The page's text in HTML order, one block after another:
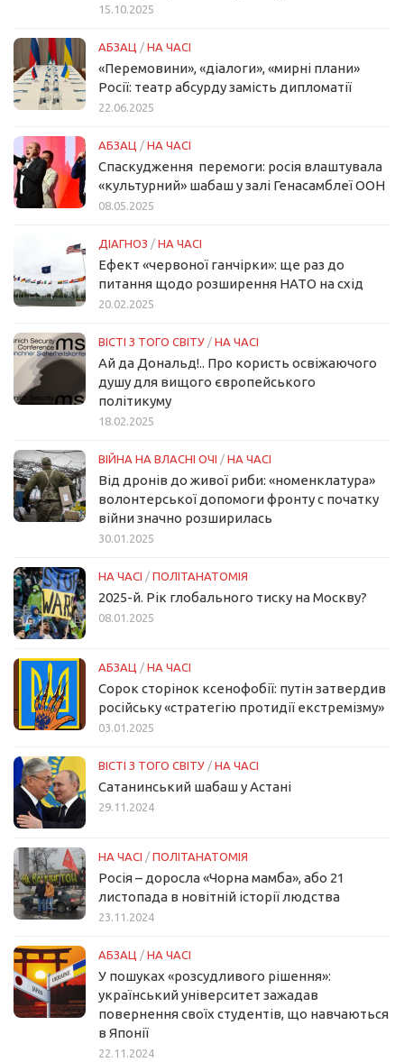
15.10.2025
АБЗАЦ / НА ЧАСІ
«Перемовини», «діалоги», «мирні плани»
Росії: театр абсурду замість дипломатії
22.06.2025
АБЗАЦ / НА ЧАСІ
Спаскудження перемоги: росія влаштувала
«культурний» шабаш у залі Генасамблеї ООН
08.05.2025
ДІАГНОЗ / НА ЧАСІ
Ефект «червоної ганчірки»: ще раз до
питання щодо розширення НАТО на схід
20.02.2025
ВІСТІ З ТОГО СВІТУ / НА ЧАСІ
Ай да Дональд!.. Про користь освіжаючого
душу для вищого європейського
політикуму
18.02.2025
ВІЙНА НА ВЛАСНІ ОЧІ / НА ЧАСІ
Від дронів до живої риби: «номенклатура»
волонтерської допомоги фронту с початку
війни значно розширилась
30.01.2025
НА ЧАСІ / ПОЛІТАНАТОМІЯ
2025-й. Рік глобального тиску на Москву?
08.01.2025
АБЗАЦ / НА ЧАСІ
Сорок сторінок ксенофобії: путін затвердив
російську «стратегію протидії екстремізму»
03.01.2025
ВІСТІ З ТОГО СВІТУ / НА ЧАСІ
Сатанинський шабаш у Астані
29.11.2024
НА ЧАСІ / ПОЛІТАНАТОМІЯ
Росія – доросла «Чорна мамба», або 21
листопада в новітній історії людства
23.11.2024
АБЗАЦ / НА ЧАСІ
У пошуках «розсудливого рішення»:
український університет зажадав
повернення своїх студентів, що навчаються
в Японії
22.11.2024